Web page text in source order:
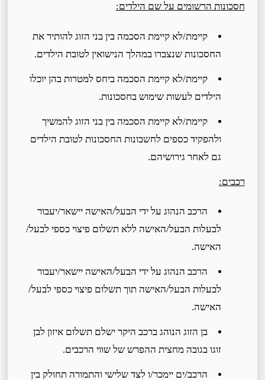
חסכונות הרשומים על שם הילדים:
קיימת/לא קיימת הסכמה בין בני הזוג להותיר את
החסכונות שנצברו במהלך הנישואין לטובת הילדים.
קיימת/לא קיימת הסכמה ביחס למטרות בהן יוכלו
הילדים לעשות שימוש בחסכונות.
קיימת/לא קיימת הסכמה בין בני הזוג להמשיך
ולהפקיד כספים לחשבונות החסכונות לטובת הילדים
גם לאחר גירושיהם.
רכבים:
הרכב הנהוג על ידי הבעל/האישה יישאר/יעבור
לבעלות הבעל/האישה ללא תשלום פיצוי כספי לבעל/
האישה.
הרכב הנהוג על ידי הבעל/האישה יישאר/יעבור
לבעלות הבעל/האישה תוך תשלום פיצוי כספי לבעל/
האישה.
בן הזוג הנוהג ברכב היקר ישלם תשלום איזון לבן
זוגו בגובה מחצית ההפרש של שווי הרכבים.
הרכב/ים יימכר/ו לצד שלישי והתמורה תחולק בין